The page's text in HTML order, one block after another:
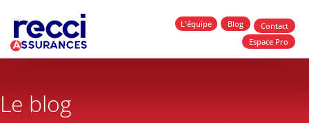
L'équipe Blog
Contact
Espace Pro
Le blog